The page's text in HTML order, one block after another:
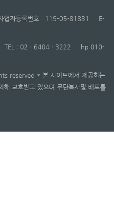
자등록번호 : 119-05-81831 E-
TEL : 02ㆍ6404ㆍ3222 hp 010-
reserved * 본 사이트에서 제공하는
해 보호받고 있으며 무단복사및 배포를